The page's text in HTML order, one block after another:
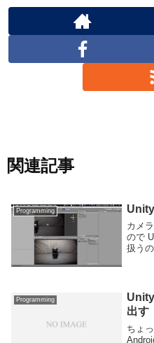
関連記事
Programming
カメ
ので
扱う
Programming
出す
ちょ